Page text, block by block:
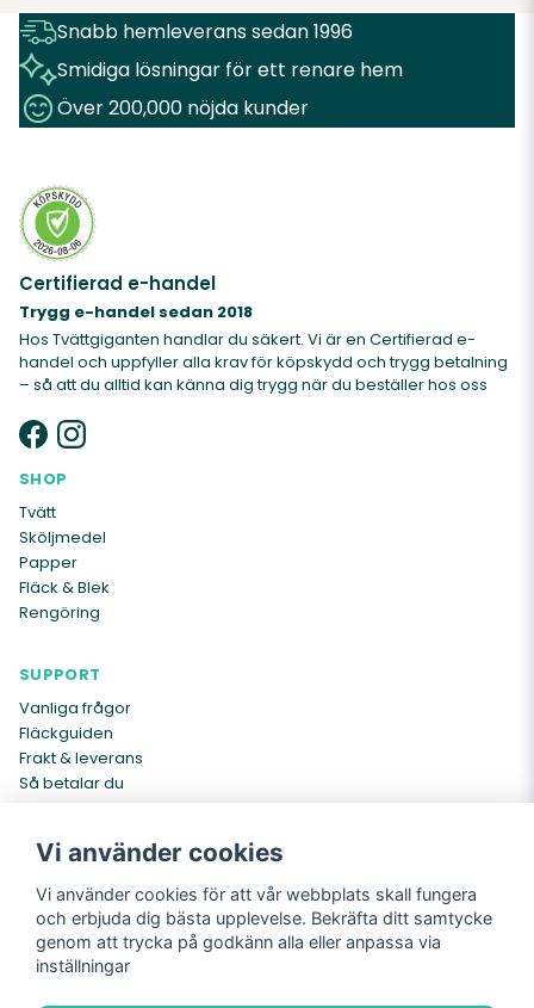
Snabb hemleverans sedan 1996
Smidiga lösningar för ett renare hem
Över 200,000 nöjda kunder
Certifierad e-handel
Trygg e-handel sedan 2018
Hos Tvättgiganten handlar du säkert. Vi är en Certifierad e-
handel och uppfyller alla krav för köpskydd och trygg betalning
– så att du alltid kan känna dig trygg när du beställer hos oss
SHOP
Tvätt
Sköljmedel
Papper
Fläck & Blek
Rengöring
SUPPORT
Vanliga frågor
Fläckguiden
Frakt & leverans
Så betalar du
Om oss
Köpvillkor
Cookies
Integritetspolicy
Vi använder cookies
Vi använder cookies för att vår webbplats skall fungera
och erbjuda dig bästa upplevelse. Bekräfta ditt samtycke
genom att trycka på godkänn alla eller anpassa via
inställningar